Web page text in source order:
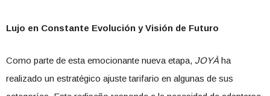
Lujo en Constante Evolución y Visión de Futuro
Como parte de esta emocionante nueva etapa, JOYÀ ha
realizado un estratégico ajuste tarifario en algunas de sus